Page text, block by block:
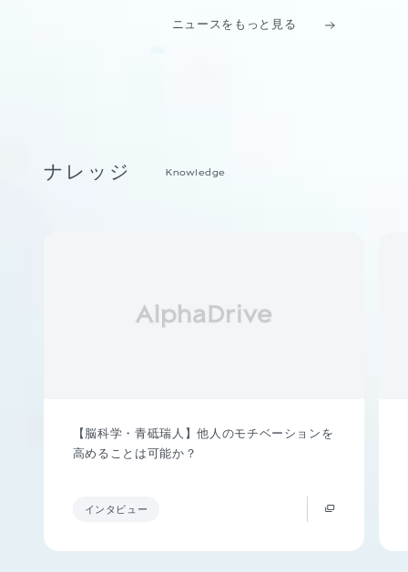
ニュースをもっと見る
ナレッジ Knowledge
【脳科学・青砥瑞人】他人のモチベーションを
高めることは可能か？
インタビュー